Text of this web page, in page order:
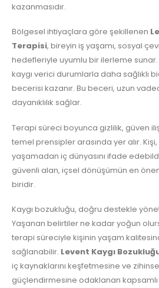
kazanmasıdır.
Bölgesel ihtiyaçlara göre şekillenen
Terapisi, bireyin iş yaşamı, sosyal
hedefleriyle uyumlu bir ilerleme
kaygı verici durumlarla daha sağlıklı
becerisi kazanır. Bu beceri, uzun
dayanıklılık sağlar.
Terapi süreci boyunca gizlilik, güven
temel prensipler arasında yer alır. Kişi,
yaşamadan iç dünyasını ifade
güvenli alan, içsel dönüşümün en
biridir.
Kaygı bozukluğu, doğru destekle
Yaşanan belirtiler ne kadar yoğun
terapi süreciyle kişinin yaşam
sağlanabilir. Levent Kaygı
iç kaynaklarını keşfetmesine ve
güçlendirmesine odaklanan kapsamlı